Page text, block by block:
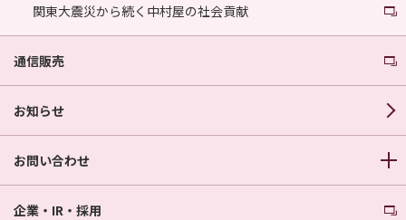
関東大震災から続く中村屋の社会貢献
通信販売
お知らせ
お問い合わせ
企業・IR・採用